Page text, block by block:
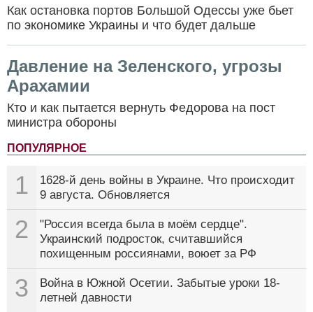
Как остановка портов Большой Одессы уже бьет
по экономике Украины и что будет дальше
Давление на Зеленского, угрозы
Арахамии
Кто и как пытается вернуть Федорова на пост
министра обороны
ПОПУЛЯРНОЕ
1
1628-й день войны в Украине. Что происходит
9 августа. Обновляется
2
"Россия всегда была в моём сердце".
Украинский подросток, считавшийся
похищенным россиянами, воюет за РФ
3
Война в Южной Осетии. Забытые уроки 18-
летней давности